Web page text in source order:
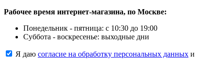
Рабочее время интернет-магазина, по Москве:
Понедельник - пятница: с 10:30 до 19:00
Суббота - воскресенье: выходные дни
Я даю согласие на обработку персональных данных и